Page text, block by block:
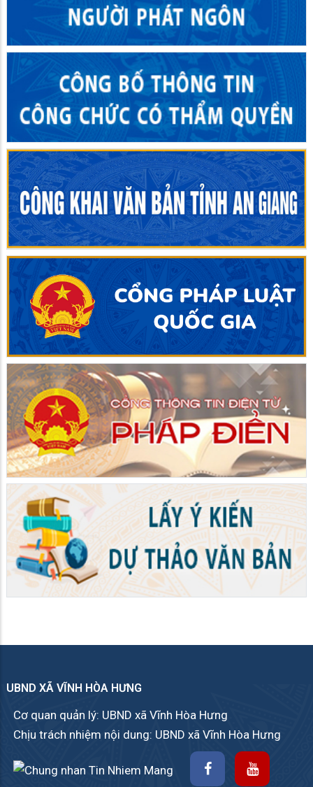
UBND XÃ VĨNH HÒA HƯNG
Cơ quan quản lý: UBND xã Vĩnh Hòa Hưng
Chịu trách nhiệm nội dung: UBND xã Vĩnh Hòa Hưng